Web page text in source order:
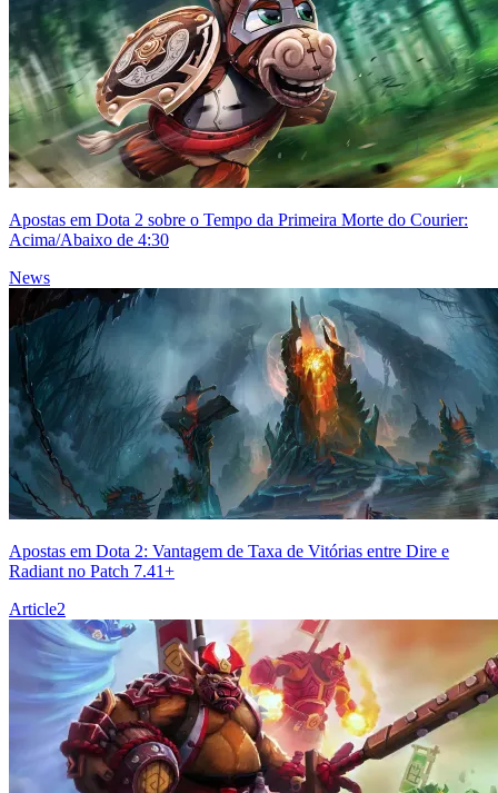
Apostas em Dota 2 sobre o Tempo da Primeira Morte do Courier:
Acima/Abaixo de 4:30
News
Apostas em Dota 2: Vantagem de Taxa de Vitórias entre Dire e
Radiant no Patch 7.41+
Article2